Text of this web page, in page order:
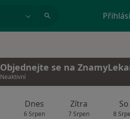
Objednejte se na
Neaktivní
Dnes
6 Srpen
Zítra
7 Srpen
So
8